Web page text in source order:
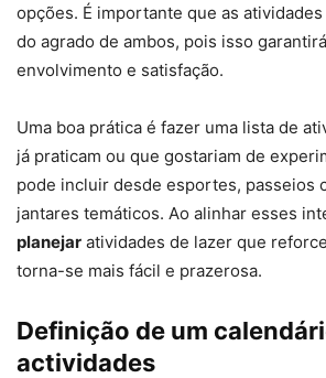
opções. É importante que as
do agrado de ambos, pois isso
envolvimento e satisfação.
Uma boa prática é fazer uma lista de
já praticam ou que gostariam de
pode incluir desde esportes, passeios
jantares temáticos. Ao alinhar esses
planejar atividades de lazer que
torna-se mais fácil e prazerosa.
Definição de um
actividades